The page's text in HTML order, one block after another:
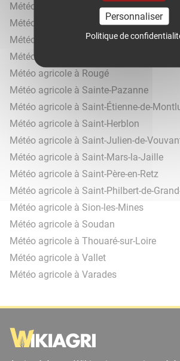
Météo agricole à Orvault
Météo agricole à Plessé
Météo agricole à Pornic
Météo agricole à Prinquiau
Météo agricole à Rougé
Météo agricole à Sainte-Pazanne
Météo agricole à Saint-Étienne-de-
Météo agricole à Saint-Herblon
Météo agricole à Saint-Julien-de-
Météo agricole à Saint-Mars-la-Jaille
Météo agricole à Saint-Père-en-Retz
Météo agricole à Saint-Philbert-de-
Météo agricole à Sion-les-Mines
Météo agricole à Soudan
Météo agricole à Thouaré-sur-Loire
Météo agricole à Vallet
Météo agricole à Varades
Personnaliser
Politique de